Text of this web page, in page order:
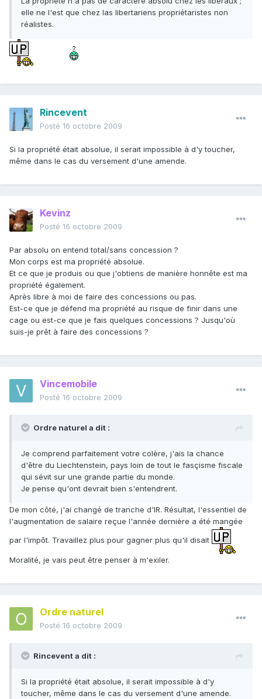
elle ne l'est que chez las libertariens propriétaristes non
réalistes.
Rincevent
Posté 16 octobre 2009
Si la propriété était absolue, il serait impossible à d'y toucher,
même dans le cas du versement d'une amende.
Kevinz
Posté 16 octobre 2009
Par absolu on entend total/sans concession ?
Mon corps est ma propriété absolue.
Et ce que je produis ou que j'obtiens de manière honnête est ma
propriété également.
Après libre à moi de faire des concessions ou pas.
Est-ce que je défend ma propriété au risque de finir dans une
cage ou est-ce que je fais quelques concessions ? Jusqu'où
suis-je prêt à faire des concessions ?
Vincemobile
Posté 16 octobre 2009
Ordre naturel a dit :
Je comprend parfaitement votre colère, j'ais la chance
d'être du Liechtenstein, pays loin de tout le fasçisme fiscale
qui sévit sur une grande partie du monde.
Je pense qu'ont devrait bien s'entendrent.
De mon côté, j'ai changé de tranche d'IR. Résultat, l'essentiel de
l'augmentation de salaire reçue l'année dernière a été mangée
par l'impôt. Travaillez plus pour gagner plus qu'il disait
Moralité, je vais peut être penser à m'exiler.
Ordre naturel
Posté 16 octobre 2009
Rincevent a dit :
Si la propriété était absolue, il serait impossible à d'y
toucher, même dans le cas du versement d'une amende.